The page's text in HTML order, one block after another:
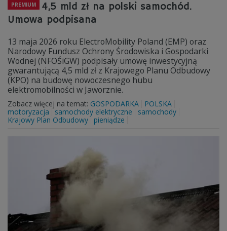
PREMIUM
4,5 mld zł na polski samochód.
Umowa podpisana
13 maja 2026 roku ElectroMobility Poland (EMP) oraz
Narodowy Fundusz Ochrony Środowiska i Gospodarki
Wodnej (NFOŚiGW) podpisały umowę inwestycyjną
gwarantującą 4,5 mld zł z Krajowego Planu Odbudowy
(KPO) na budowę nowoczesnego hubu
elektromobilności w Jaworznie.
Zobacz więcej na temat: GOSPODARKA
POLSKA
motoryzacja
samochody elektryczne
samochody
Krajowy Plan Odbudowy
pieniądze